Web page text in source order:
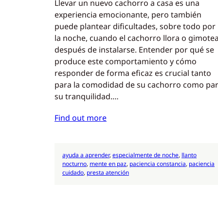
Llevar un nuevo cachorro a casa es una
experiencia emocionante, pero también
puede plantear dificultades, sobre todo por
la noche, cuando el cachorro llora o gimotea
después de instalarse. Entender por qué se
produce este comportamiento y cómo
responder de forma eficaz es crucial tanto
para la comodidad de su cachorro como
su tranquilidad.…
Find out more
ayuda a aprender, especialmente de noche, llanto
nocturno, mente en paz, paciencia constancia, paciencia
cuidado, presta atención